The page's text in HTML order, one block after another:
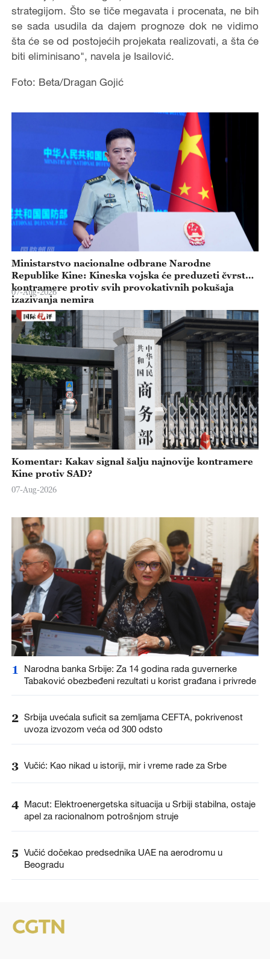
strategijom. Što se tiče megavata i procenata, ne bih
se sada usudila da dajem prognoze dok ne vidimo
šta će se od postojećih projekata realizovati, a šta će
biti eliminisano", navela je Isailović.
Foto: Beta/Dragan Gojić
Ministarstvo nacionalne odbrane Narodne
Republike Kine: Kineska vojska će preduzeti čvrste
kontramere protiv svih provokativnih pokušaja
izazivanja nemira
07-Aug-2026
Komentar: Kakav signal šalju najnovije kontramere
Kine protiv SAD?
07-Aug-2026
1
Narodna banka Srbije: Za 14 godina rada guvernerke
Tabaković obezbeđeni rezultati u korist građana i privrede
2 Srbija uvećala suficit sa zemljama CEFTA, pokrivenost
uvoza izvozom veća od 300 odsto
3 Vučić: Kao nikad u istoriji, mir i vreme rade za Srbe
4 Macut: Elektroenergetska situacija u Srbiji stabilna, ostaje
apel za racionalnom potrošnjom struje
5 Vučić dočekao predsednika UAE na aerodromu u
Beogradu